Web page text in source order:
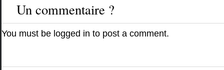
Un commentaire ?
You must be logged in to post a comment.